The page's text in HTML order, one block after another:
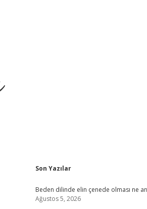
Sidebar
Son Yazılar
Beden dilinde elin çenede olması ne
Ağustos 5, 2026